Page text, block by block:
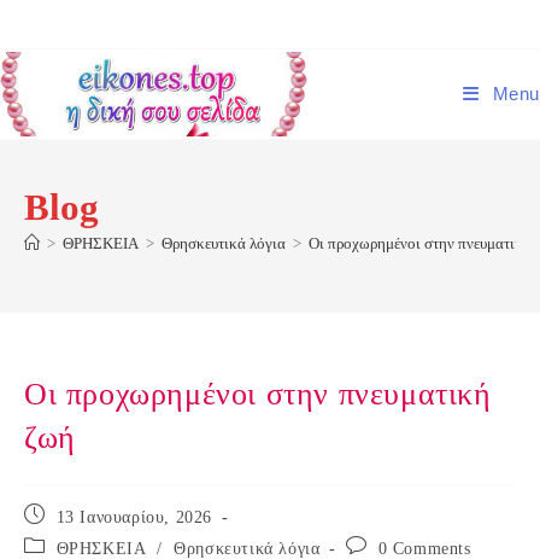
content
Menu
Blog
> ΘΡΗΣΚΕΙΑ > Θρησκευτικά λόγια > Οι προχωρημένοι στην πνευματική
Οι προχωρημένοι στην πνευματική
ζωή
Post
published:
13 Ιανουαρίου, 2026
Post
ΘΡΗΣΚΕΙΑ / Θρησκευτικά λόγια
Post
0 Comments